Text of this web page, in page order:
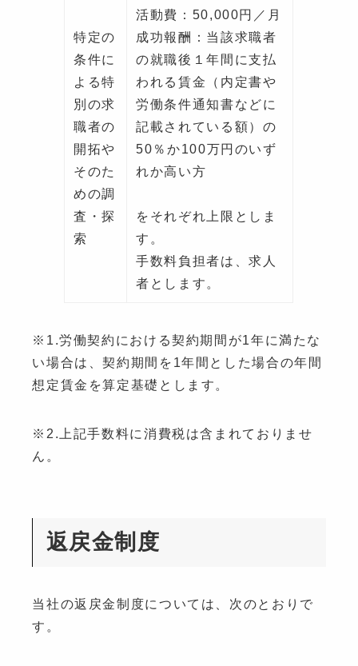
特定の
条件に
よる特
別の求
職者の
開拓や
そのた
めの調
査・探
索
活動費：50,000円／月
成功報酬：当該求職者
の就職後１年間に支払
われる賃金（内定書や
労働条件通知書などに
記載されている額）の
50％か100万円のいず
れか高い方
をそれぞれ上限としま
す。
手数料負担者は、求人
者とします。
※1.労働契約における契約期間が1年に満たな
い場合は、契約期間を1年間とした場合の年間
想定賃金を算定基礎とします。
※2.上記手数料に消費税は含まれておりませ
ん。
返戻金制度
当社の返戻金制度については、次のとおりで
す。